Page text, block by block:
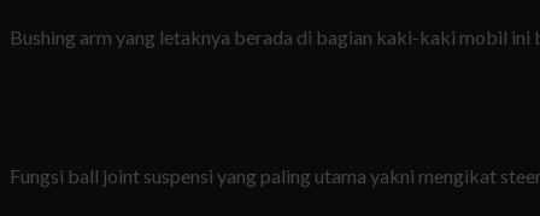
Bushing arm yang letaknya berada di bagian kaki-kaki mobil ini
Fungsi ball joint suspensi yang paling utama yakni mengikat